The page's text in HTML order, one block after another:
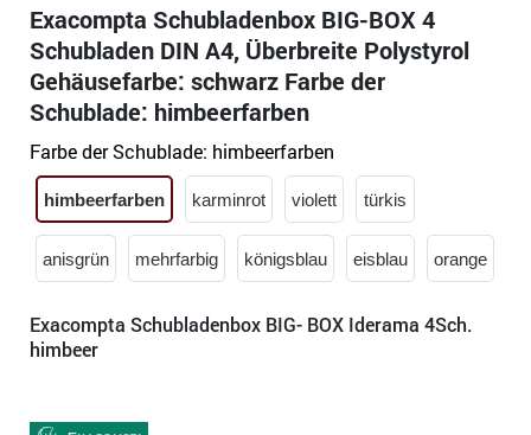
Exacompta Schubladenbox BIG-BOX 4
Schubladen DIN A4, Überbreite Polystyrol
Gehäusefarbe: schwarz Farbe der
Schublade: himbeerfarben
Farbe der Schublade: himbeerfarben
himbeerfarben karminrot violett türkis
anisgrün mehrfarbig königsblau eisblau orange
Exacompta Schubladenbox BIG- BOX Iderama 4Sch.
himbeer